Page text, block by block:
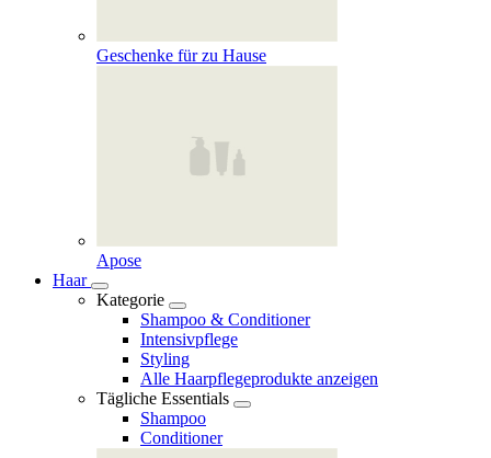
Geschenke für zu Hause
Apose
Haar
Kategorie
Shampoo & Conditioner
Intensivpflege
Styling
Alle Haarpflegeprodukte anzeigen
Tägliche Essentials
Shampoo
Conditioner